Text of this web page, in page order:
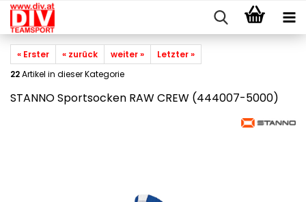
« Erster « zurück weiter »
Letzter »
22Artikel in dieser Kategorie
STANNO Sportsocken RAW CREW (444007-5000)